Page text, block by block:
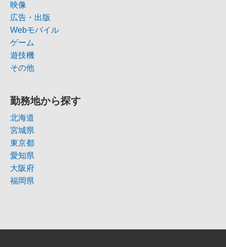
映像
広告・出版
Webモバイル
ゲーム
遊技機
その他
勤務地から探す
北海道
宮城県
東京都
愛知県
大阪府
福岡県